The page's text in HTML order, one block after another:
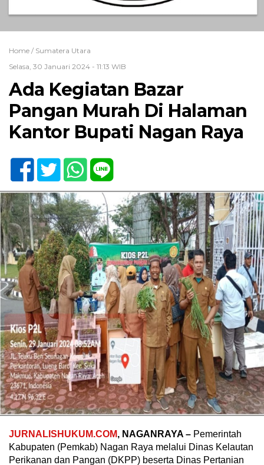
Home / Sumatera Utara
Selasa, 30 Januari 2024 - 11:13 WIB
Ada Kegiatan Bazar
Pangan Murah Di Halaman
Kantor Bupati Nagan Raya
JURNALISHUKUM.COM, NAGANRAYA – Pemerintah
Kabupaten (Pemkab) Nagan Raya melalui Dinas Kelautan
Perikanan dan Pangan (DKPP) beserta Dinas Pertanian